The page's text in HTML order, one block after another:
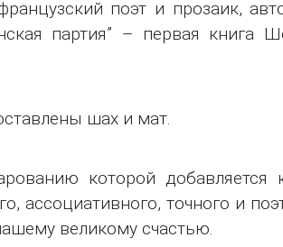
поэт и прозаик,
партия” – первая книга
шах и мат.
которой добавляется
ассоциативного, точного и
великому счастью.